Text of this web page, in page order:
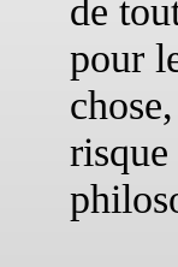
de
pour